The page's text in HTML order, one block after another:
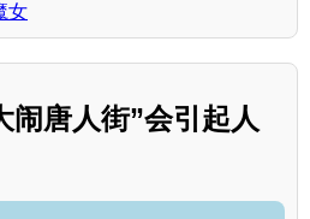
女
闹唐人街”会引起人